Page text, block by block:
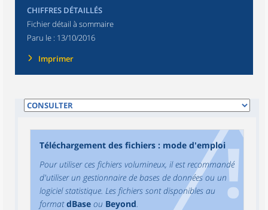
CHIFFRES DÉTAILLÉS
Fichier détail à sommaire
Paru le : 13/10/2016
Imprimer
Téléchargement des fichiers : mode d'emploi
Pour utiliser ces fichiers volumineux, il est recommandé
d'utiliser un gestionnaire de bases de données ou un
logiciel statistique. Les fichiers sont disponibles au
formatdBase ou Beyond.